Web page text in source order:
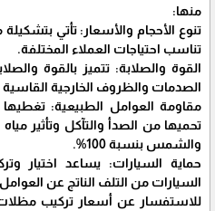
منها:
تنوع الأحجام والأسعار: تأتي
تناسب احتياجات العملاء المختلفة.
القوة والصلابة: تتميز بالقوة
الصدمات والظروف الخارجية القاسية
مقاومة العوامل الطبيعية: تغطيها
تحميها من الصدأ والتآكل وتأثير
والشمس بنسبة 100%.
حماية السيارات: يساعد اختيار
السيارات من التلف الناتج عن
للاستفسار عن أسعار تركيب مظلات